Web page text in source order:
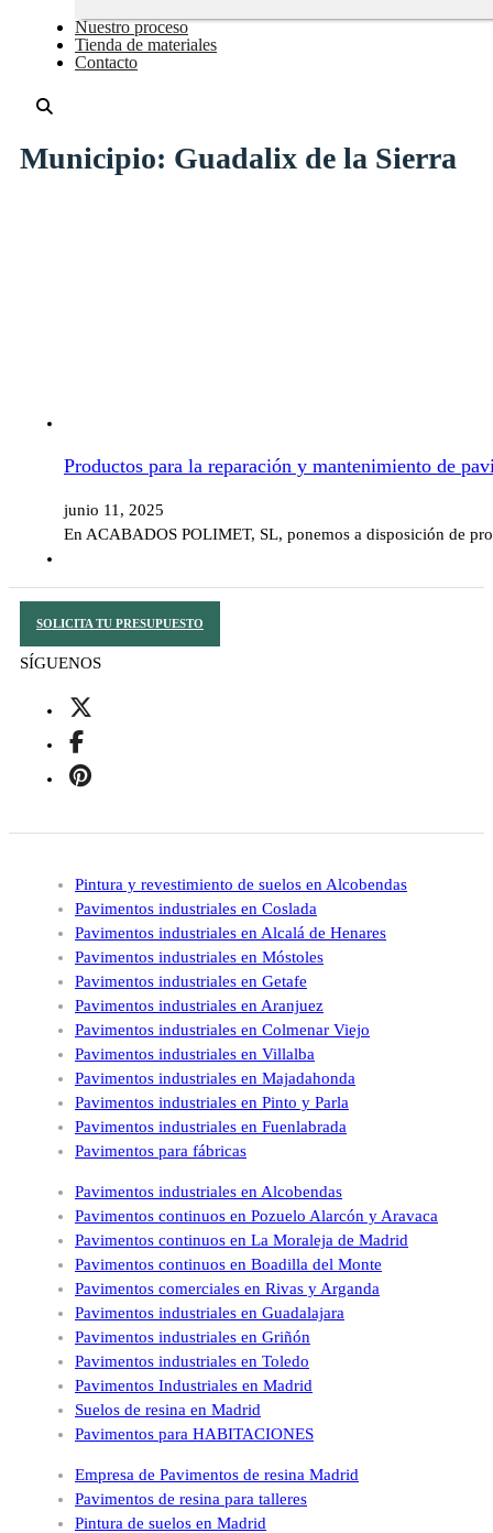
Nuestro proceso
Tienda de materiales
Contacto
Municipio: Guadalix de la Sierra
Productos para la reparación y mantenimiento de
junio 11, 2025
En ACABADOS POLIMET, SL, ponemos a disposición de
SOLICITA TU PRESUPUESTO
SÍGUENOS
Pintura y revestimiento de suelos en Alcobendas
Pavimentos industriales en Coslada
Pavimentos industriales en Alcalá de Henares
Pavimentos industriales en Móstoles
Pavimentos industriales en Getafe
Pavimentos industriales en Aranjuez
Pavimentos industriales en Colmenar Viejo
Pavimentos industriales en Villalba
Pavimentos industriales en Majadahonda
Pavimentos industriales en Pinto y Parla
Pavimentos industriales en Fuenlabrada
Pavimentos para fábricas
Pavimentos industriales en Alcobendas
Pavimentos continuos en Pozuelo Alarcón y Aravaca
Pavimentos continuos en La Moraleja de Madrid
Pavimentos continuos en Boadilla del Monte
Pavimentos comerciales en Rivas y Arganda
Pavimentos industriales en Guadalajara
Pavimentos industriales en Griñón
Pavimentos industriales en Toledo
Pavimentos Industriales en Madrid
Suelos de resina en Madrid
Pavimentos para HABITACIONES
Empresa de Pavimentos de resina Madrid
Pavimentos de resina para talleres
Pintura de suelos en Madrid